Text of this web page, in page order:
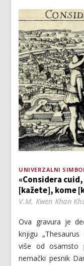
UNIVERZALNI
«Considera
[kažete], kome
V.M. Kwen Khan
Ova gravura je
knjigu
više od osamsto
nemački pesnik